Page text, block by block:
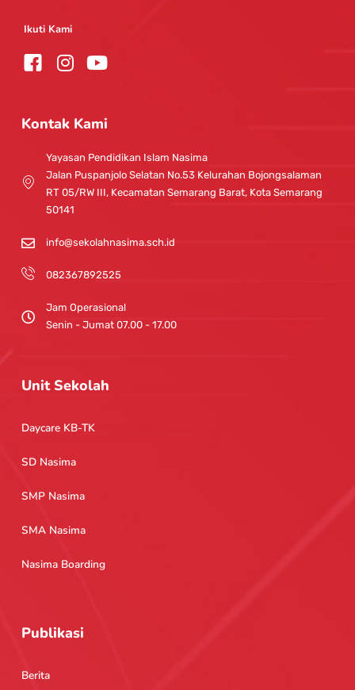
Ikuti Kami
I
t
g
r
a
m
Y
t
b
e
Kontak Kami
Yayasan Pendidikan Islam Nasima
Jalan Puspanjolo Selatan No.53 Kelurahan Bojongsalaman
RT 05/RW III, Kecamatan Semarang Barat, Kota Semarang
50141
info@sekolahnasima.sch.id
082367892525
Jam Operasional
Senin - Jumat 07.00 - 17.00
Unit Sekolah
Daycare KB-TK
SD Nasima
SMP Nasima
SMA Nasima
Nasima Boarding
Publikasi
Berita